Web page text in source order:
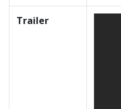
Trailer